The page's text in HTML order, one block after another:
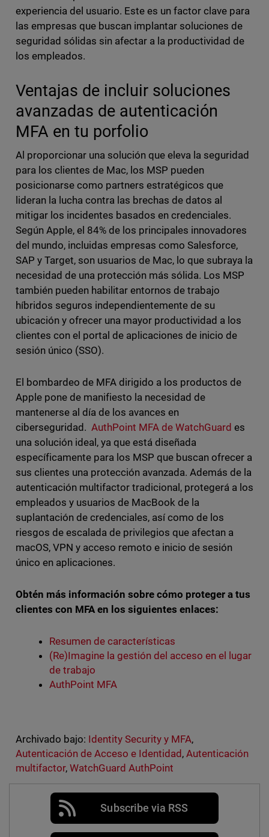
experiencia del usuario. Este es un factor clave para
las empresas que buscan implantar soluciones de
seguridad sólidas sin afectar a la productividad de
los empleados.
Ventajas de incluir soluciones
avanzadas de autenticación
MFA en tu porfolio
Al proporcionar una solución que eleva la seguridad
para los clientes de Mac, los MSP pueden
posicionarse como partners estratégicos que
lideran la lucha contra las brechas de datos al
mitigar los incidentes basados en credenciales.
Según Apple, el 84% de los principales innovadores
del mundo, incluidas empresas como Salesforce,
SAP y Target, son usuarios de Mac, lo que subraya la
necesidad de una protección más sólida. Los MSP
también pueden habilitar entornos de trabajo
híbridos seguros independientemente de su
ubicación y ofrecer una mayor productividad a los
clientes con el portal de aplicaciones de inicio de
sesión único (SSO).
El bombardeo de MFA dirigido a los productos de
Apple pone de manifiesto la necesidad de
mantenerse al día de los avances en
ciberseguridad. AuthPoint MFA de WatchGuard es
una solución ideal, ya que está diseñada
específicamente para los MSP que buscan ofrecer a
sus clientes una protección avanzada. Además de la
autenticación multifactor tradicional, protegerá a los
empleados y usuarios de MacBook de la
suplantación de credenciales, así como de los
riesgos de escalada de privilegios que afectan a
macOS, VPN y acceso remoto e inicio de sesión
único en aplicaciones.
Obtén más información sobre cómo proteger a tus
clientes con MFA en los siguientes enlaces:
Resumen de características
(Re)Imagine la gestión del acceso en el lugar
de trabajo
AuthPoint MFA
Archivado bajo: Identity Security y MFA,
Autenticación de Acceso e Identidad ,Autenticación
multifactor, WatchGuard AuthPoint
Subscribe via RSS